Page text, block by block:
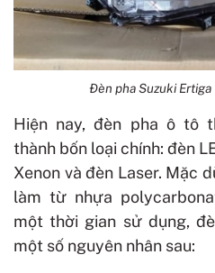
Đèn pha Suzuki
Hiện nay, đèn pha ô tô
thành bốn loại chính: đèn
Xenon và đèn Laser. Mặc
làm từ nhựa
một thời gian sử dụng,
một số nguyên nhân sau: